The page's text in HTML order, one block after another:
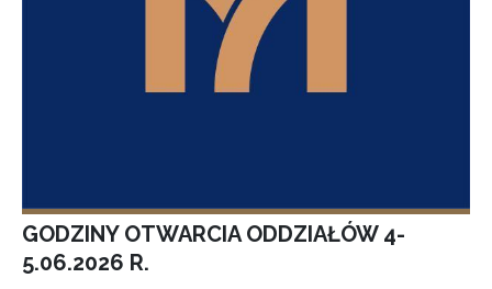
GODZINY OTWARCIA ODDZIAŁÓW 4-
5.06.2026 R.